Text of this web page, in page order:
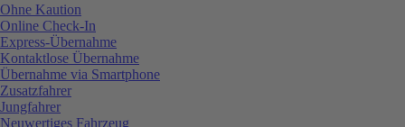
Ohne Kaution
Online Check-In
Express-Übernahme
Kontaktlose Übernahme
Übernahme via Smartphone
Zusatzfahrer
Jungfahrer
Neuwertiges Fahrzeug